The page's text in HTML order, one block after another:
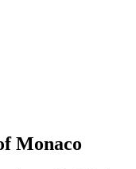
Monaco